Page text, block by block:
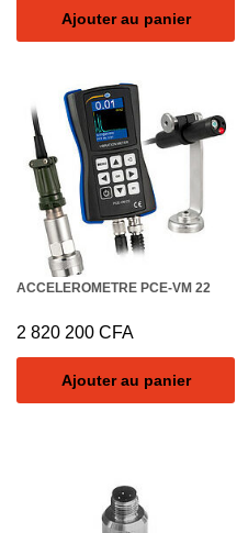
Ajouter au panier
ACCELEROMETRE PCE-VM 22
2 820 200 CFA
Ajouter au panier